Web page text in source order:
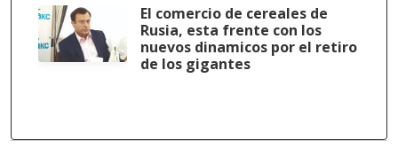
El comercio de cereales de
Rusia, esta frente con los
nuevos dinamicos por el retiro
de los gigantes